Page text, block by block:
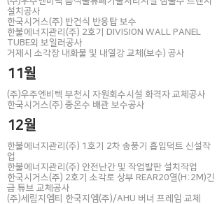
설치공사
한국시거스(주) 반건식 반응탑 보수
한불에너지관리(주) 2호기 DIVISION WALL PANEL
TUBE외 보일러공사
​거제시 소각장 내화물 및 내열강 교체(보수) 공사
11월
(주)우주엔비텍 부천시 자원회수시설 화격자 교체공사
​한국시거스(주) 중온수 배관 보수공사
12월
한불에너지관리(주) 1호기 2차 송풍기 흡입덕트 신설작
업
한불에너지관리 (주) 안전난간 및 작업발판 설치작업
한국시거스(주) 2호기 소각로 상부 REAR20열(H:2M)긴
급 튜브 교체공사
(주)세림지엠티 한국지엠(주)/AHU 버너 프레임 교체